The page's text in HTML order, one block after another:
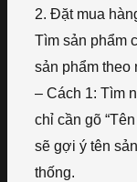
2. Đặt mua
Tìm sản phẩm
sản phẩm theo
– Cách 1: Tìm
chỉ cần gõ
sẽ gợi ý tên
thống.